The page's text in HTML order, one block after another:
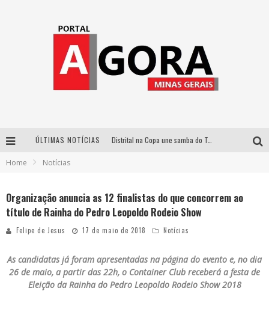
ÚLTIMAS NOTÍCIAS Distrital na Copa une samba do Trem dos Onze, acervo do Museu do Mineirão e transmissão em 4K para duelo contra o Haiti
Home Notícias
Organização anuncia as 12 finalistas do que concorrem ao
título de Rainha do Pedro Leopoldo Rodeio Show
Felipe de Jesus 17 de maio de 2018 Notícias
As candidatas já foram apresentadas na página do evento e, no dia
26 de maio, a partir das 22h, o Container Club receberá a festa de
Eleição da Rainha do Pedro Leopoldo Rodeio Show 2018